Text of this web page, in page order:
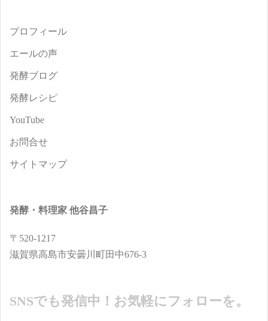
プロフィール
エールの声
発酵ブログ
発酵レシピ
YouTube
お問合せ
サイトマップ
発酵・料理家 他谷昌子
〒520-1217
滋賀県高島市安曇川町田中676-3
SNSでも発信中！お気軽にフォローを。